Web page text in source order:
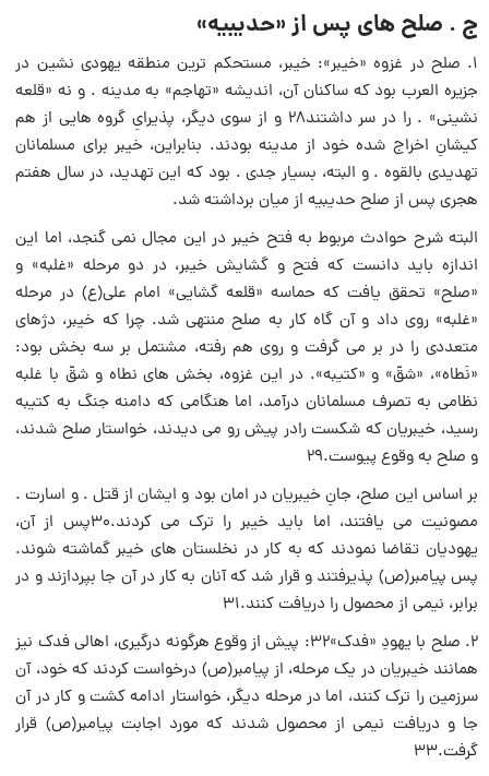
ج . صلح هاى پس از «حدیبیه»
۱. صلح در غزوه «خیبر»: خیبر، مستحکم ترین منطقه یهودى نشین در
جزیره العرب بود که ساکنان آن، اندیشه «تهاجم» به مدینه . و نه «قلعه
نشینى» . را در سر داشتند۲۸ و از سوى دیگر، پذیراىِ گروه هایى از هم
کیشانِ اخراج شده خود از مدینه بودند. بنابراین، خیبر براى مسلمانان
تهدیدى بالقوه . و البته، بسیار جدى . بود که این تهدید، در سال هفتم
هجرى پس از صلح حدیبیه از میان برداشته شد.
البته شرح حوادث مربوط به فتح خیبر در این مجال نمى گنجد، اما این
اندازه باید دانست که فتح و گشایش خیبر، در دو مرحله «غلبه» و
«صلح» تحقق یافت که حماسه «قلعه گشایى» امام على(ع) در مرحله
«غلبه» روى داد و آن گاه کار به صلح منتهى شد. چرا که خیبر، دژهاى
متعددى را در بر مى گرفت و روى هم رفته، مشتمل بر سه بخش بود:
«نَطاه»، «شقّ» و «کتیبه». در این غزوه، بخش هاى نطاه و شقّ با غلبه
نظامى به تصرف مسلمانان درآمد، اما هنگامى که دامنه جنگ به کتیبه
رسید، خیبریان که شکست رادر پیش رو مى دیدند، خواستار صلح شدند،
و صلح به وقوع پیوست.۲۹
بر اساس این صلح، جانِ خیبریان در امان بود و ایشان از قتل . و اسارت .
مصونیت مى یافتند، اما باید خیبر را ترک مى کردند.۳۰پس از آن،
یهودیان تقاضا نمودند که به کار در نخلستان هاى خیبر گماشته شوند.
پس پیامبر(ص) پذیرفتند و قرار شد که آنان به کار در آن جا بپردازند و در
برابر، نیمى از محصول را دریافت کنند.۳۱
۲. صلح با یهودِ «فدک»۳۲: پیش از وقوع هرگونه درگیرى، اهالى فدک نیز
همانند خیبریان در یک مرحله، از پیامبر(ص) درخواست کردند که خود، آن
سرزمین را ترک کنند، اما در مرحله دیگر، خواستار ادامه کشت و کار در آن
جا و دریافت نیمى از محصول شدند که مورد اجابت پیامبر(ص) قرار
گرفت.۳۳